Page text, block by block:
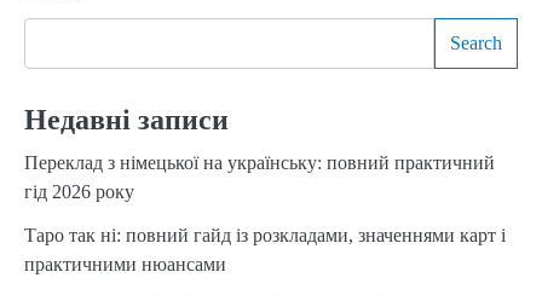
Search
Недавні записи
Переклад з німецької на українську: повний практичний
гід 2026 року
Таро так ні: повний гайд із розкладами, значеннями карт і
практичними нюансами